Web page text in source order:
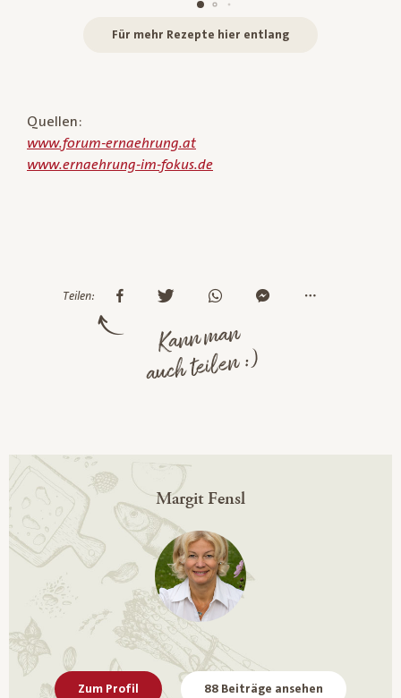
Für mehr Rezepte hier entlang
Quellen:
www.forum-ernaehrung.at
www.ernaehrung-im-fokus.de
Teilen:
Kann man
auch teilen :)
Margit Fensl
Zum Profil 88 Beiträge ansehen